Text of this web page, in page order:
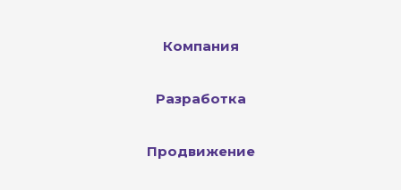
Компания
Разработка
Продвижение